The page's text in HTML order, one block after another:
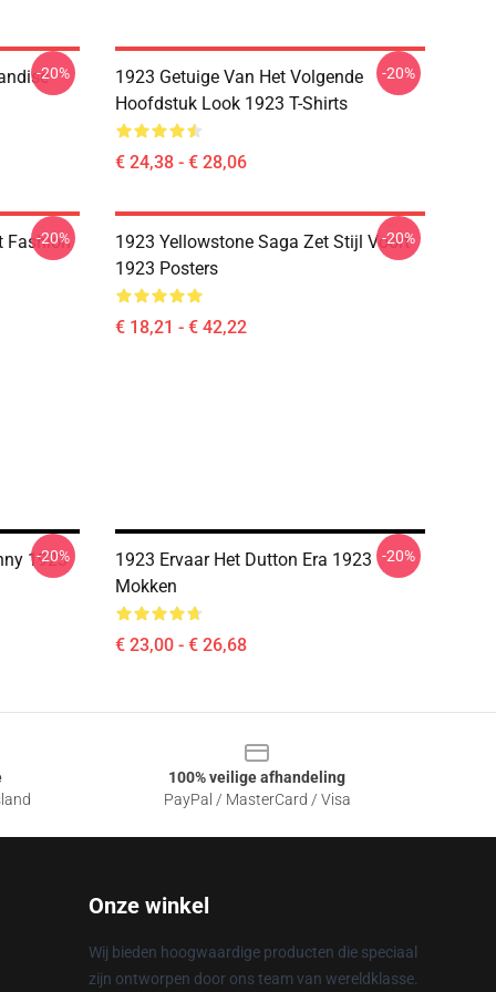
-20%
1923 Getuige Van Het Volgende
Hoofdstuk Look 1923 T-Shirts
€ 24,38 - € 28,06
-20%
Fashion
-20%
1923 Yellowstone Saga Zet Stijl Voort
1923 Posters
€ 18,21 - € 42,22
-20%
1923
-20%
1923 Ervaar Het Dutton Era 1923
Mokken
€ 23,00 - € 26,68
-20%
100% veilige afhandeling
PayPal / MasterCard / Visa
Onze winkel
Wij bieden hoogwaardige producten die speciaal
zijn ontworpen door ons team van wereldklasse.